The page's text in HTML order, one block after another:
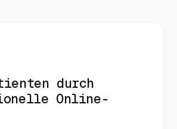
durch
Online-